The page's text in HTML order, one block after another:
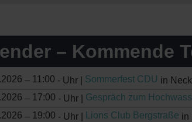
– Kommende
– 11:00 - Uhr | Sommerfest CDU in
– 17:00 - Uhr | Gespräch zum
– 19:00 - Uhr | Lions Club Bergstraße in